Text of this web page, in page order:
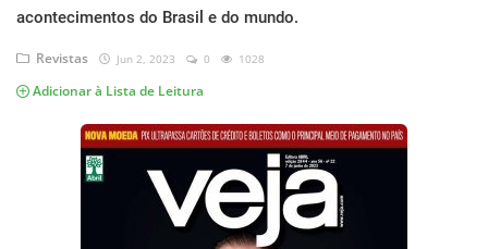
Games
Web
Jogos hoje na TV
acontecimentos do Brasil e do mundo.
Revistas Jun 2, 2023 0 1028
Adicionar à Lista de Leitura